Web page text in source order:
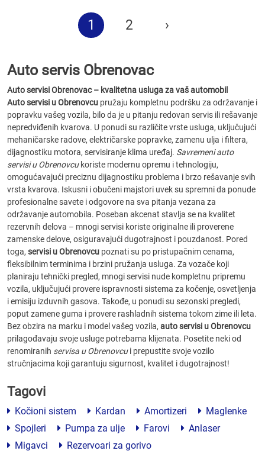
1 2 ›
Auto servis Obrenovac
Auto servisi Obrenovac – kvalitetna usluga za vaš automobil
Auto servisi u Obrenovcu pružaju kompletnu podršku za održavanje i
popravku vašeg vozila, bilo da je u pitanju redovan servis ili rešavanje
nepredviđenih kvarova. U ponudi su različite vrste usluga, uključujući
mehaničarske radove, električarske popravke, zamenu ulja i filtera,
dijagnostiku motora, servisiranje klima uređaj. Savremeni auto
servisi u Obrenovcukoriste modernu opremu i tehnologiju,
omogućavajući preciznu dijagnostiku problema i brzo rešavanje svih
vrsta kvarova. Iskusni i obučeni majstori uvek su spremni da ponude
profesionalne savete i odgovore na sva pitanja vezana za
održavanje automobila. Poseban akcenat stavlja se na kvalitet
rezervnih delova – mnogi servisi koriste originalne ili proverene
zamenske delove, osiguravajući dugotrajnost i pouzdanost. Pored
toga, servisi u Obrenovcu poznati su po pristupačnim cenama,
fleksibilnim terminima i brzini pružanja usluga. Za vozače koji
planiraju tehnički pregled, mnogi servisi nude kompletnu pripremu
vozila, uključujući provere ispravnosti sistema za kočenje, osvetljenja
i emisiju izduvnih gasova. Takođe, u ponudi su sezonski pregledi,
poput zamene guma i provere rashladnih sistema tokom zime ili leta.
Bez obzira na marku i model vašeg vozila, auto servisi u Obrenovcu
prilagođavaju svoje usluge potrebama klijenata. Posetite neki od
renomiranih servisa u Obrenovcui prepustite svoje vozilo
stručnjacima koji garantuju sigurnost, kvalitet i dugotrajnost!
Tagovi
Kočioni sistem Kardan Amortizeri
Maglenke
Spojleri
Pumpa za ulje Farovi
Anlaser
Migavci
Rezervoari za gorivo